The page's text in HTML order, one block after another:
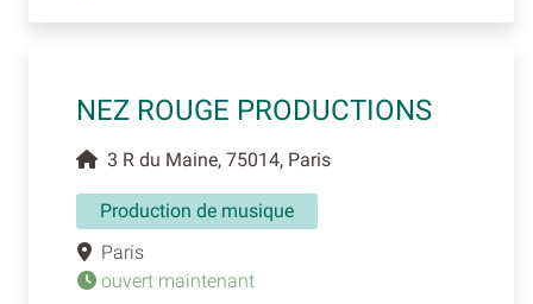
NEZ ROUGE PRODUCTIONS
3 R du Maine, 75014, Paris
Production de musique
Paris
ouvert maintenant